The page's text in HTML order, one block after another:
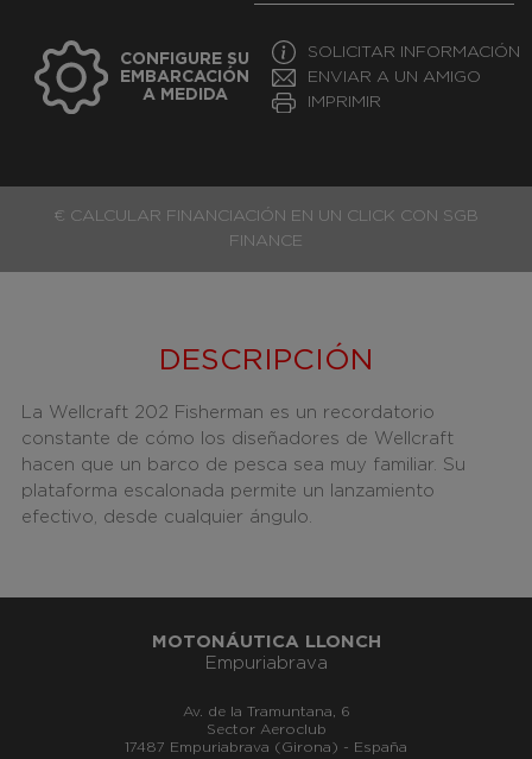
CONFIGURE SU
EMBARCACIÓN
A MEDIDA
SOLICITAR INFORMACIÓN
ENVIAR A UN AMIGO
IMPRIMIR
€ CALCULAR FINANCIACIÓN EN UN CLICK CON SGB
FINANCE
DESCRIPCIÓN
La Wellcraft 202 Fisherman es un recordatorio
constante de cómo los diseñadores de Wellcraft
hacen que un barco de pesca sea muy familiar. Su
plataforma escalonada permite un lanzamiento
efectivo, desde cualquier ángulo.
MOTONÁUTICA LLONCH
Empuriabrava
Av. de la Tramuntana, 6
Sector Aeroclub
17487 Empuriabrava (Girona) - España